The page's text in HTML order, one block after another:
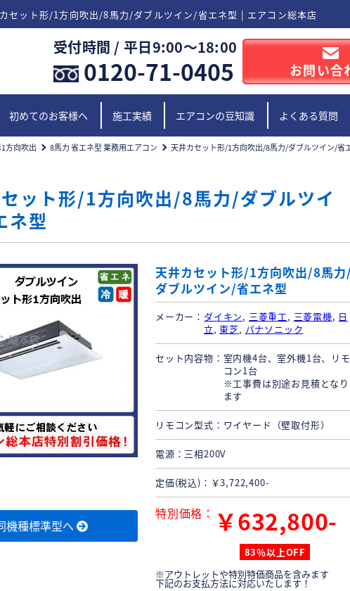
セット形/1方向吹出/8馬力/ダブルツイン/省エネ型 | エアコン総本店
受付時間 / 平日9:00〜18:00
0120-71-0405 お問い合
初めてのお客様へ 施工実績 エアコンの豆知識 よくある質問
方向吹出 8馬力 省エネ型 業務用エアコン 天井カセット形/1方向吹出/8馬力/ダブルツイン/省
ット形/1方向吹出/8馬力/ダブルツイ
ネ型
天井カセット形/1方向吹出/8馬力/
ダブルツイン/省エネ型
メーカー ダイキン, 三菱重工, 三菱電機, 日
立,東芝, パナソニック
セット内容物
室内機4台、室外機1台、リモ
コン1台
※工事費は別途お見積となり
ます
リモコン型式 ワイヤード（壁取付形）
電源 三相200V
定価(税込) ￥3,722,400-
特別価格 ￥632,800-
83％以上OFF
※アウトレットや特別特価商品を含みます
下記のお支払方法に対応いたします！
機種標準型へ